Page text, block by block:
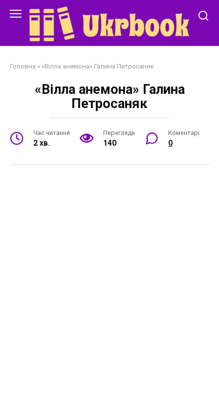
Головна » «Вілла анемона» Галина Петросаняк
«Вілла анемона» Галина
Петросаняк
Час читання
2 хв.
Перегляди
140
Коментарі
0